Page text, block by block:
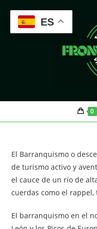
contenido
0
El Barranquismo o
de turismo activo y
el cauce de un río de
cuerdas como el
El barranquismo en el
ES